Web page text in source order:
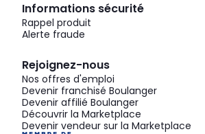
Informations sécurité
Rappel produit
Alerte fraude
Rejoignez-nous
Nos offres d'emploi
Devenir franchisé Boulanger
Devenir affilié Boulanger
Découvrir la Marketplace
Devenir vendeur sur la Marketplace